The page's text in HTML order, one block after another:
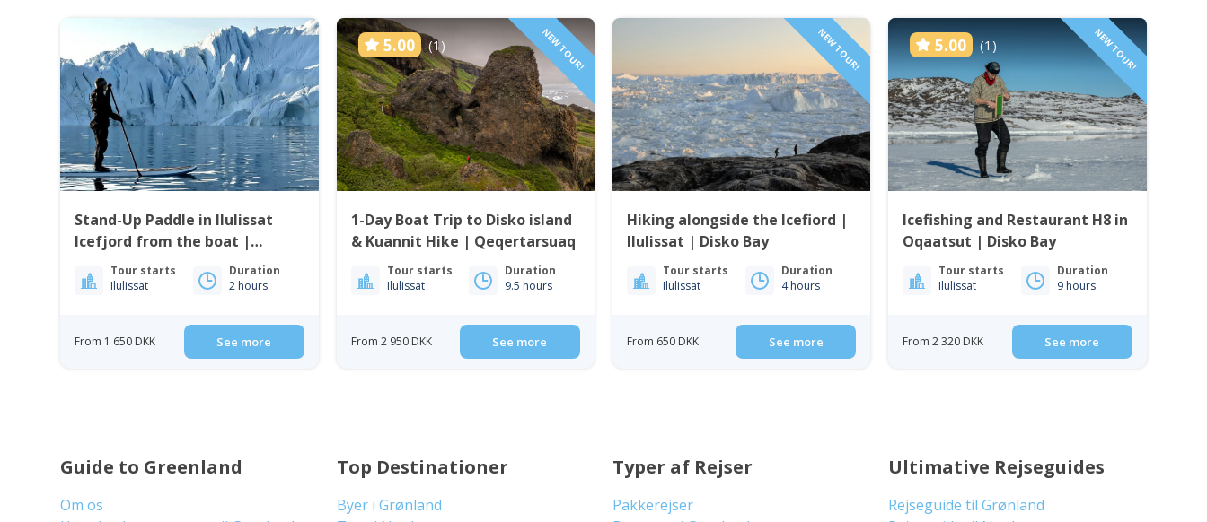
Stand-Up Paddle in Ilulissat
Icefjord from the boat |
IlulissatTour starts
Ilulissat
Duration
2 hours
From 1 650 DKK See more
5.00 (1) NEW TOUR!
1-Day Boat Trip to Disko island
& Kuannit Hike | Qeqertarsuaq
Tour starts
Ilulissat
Duration
9.5 hours
From 2 950 DKK See more
NEW TOUR!
Hiking alongside the Icefiord |
Ilulissat | Disko Bay
Tour starts
Ilulissat
Duration
4 hours
From 650 DKK See more
5.00 (1) NEW TOUR!
Icefishing and Restaurant H8 in
Oqaatsut | Disko Bay
Tour starts
Ilulissat
Duration
9 hours
From 2 320 DKK See more
Guide to Greenland
Om os
Top Destinationer
Byer i Grønland
Typer af Rejser
Pakkerejser
Ultimative Rejseguides
Rejseguide til Grønland